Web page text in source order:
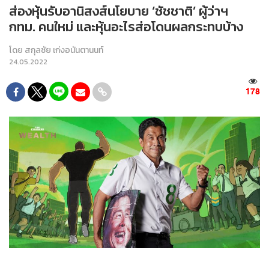
ส่องหุ้นรับอานิสงส์นโยบาย ‘ชัชชาติ’ ผู้ว่าฯ
กทม. คนใหม่ และหุ้นอะไรส่อโดนผลกระทบบ้าง
โดย สกุลชัย เก่งอนันตานนท์
24.05.2022
178